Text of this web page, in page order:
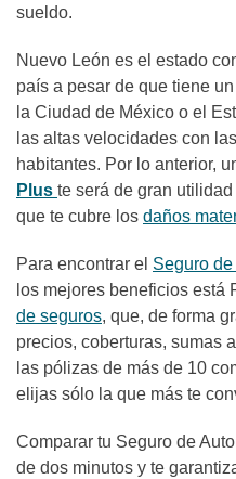
sueldo.
Nuevo León es el estado
país a pesar de que tiene
la Ciudad de México o el
las altas velocidades con
habitantes. Por lo anterior,
Plus te será de gran
que te cubre los daños
Para encontrar el Seguro
los mejores beneficios está
de seguros, que, de forma
precios, coberturas, sumas
las pólizas de más de 10
elijas sólo la que más te
Comparar tu Seguro de
de dos minutos y te